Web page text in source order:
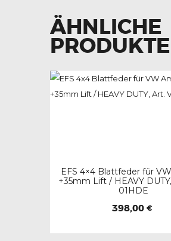
ÄHNLICHE
PRODUKTE
EFS 4×4 Blattfeder für
+35mm Lift / HEAVY
01HDE
398,00 €